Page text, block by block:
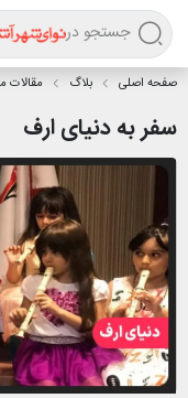
جستجو در
صفحه اصلی بلاگ مقالات
سفر به دنیای ارف